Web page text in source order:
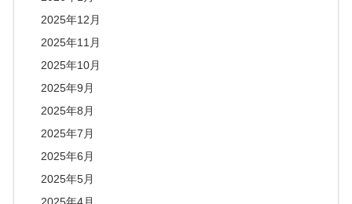
2025年12月
2025年11月
2025年10月
2025年9月
2025年8月
2025年7月
2025年6月
2025年5月